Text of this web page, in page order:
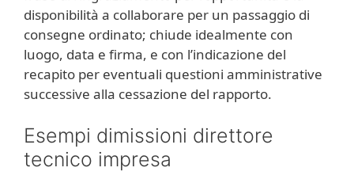
disponibilità a collaborare per un passaggio di
consegne ordinato; chiude idealmente con
luogo, data e firma, e con l’indicazione del
recapito per eventuali questioni amministrative
successive alla cessazione del rapporto.
Esempi dimissioni direttore
tecnico impresa​​